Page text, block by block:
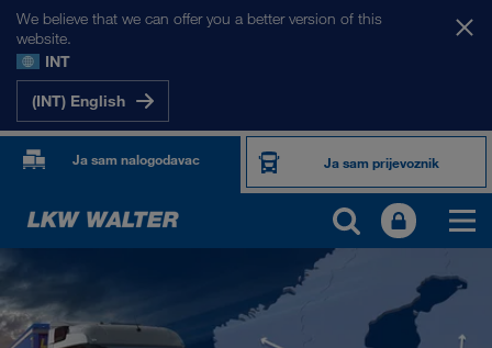
We believe that we can offer you a better version of this
website.
INT
(INT) English
Ja sam nalogodavac Ja sam prijevoznik
NAŠA TRŽIŠTA
Europa